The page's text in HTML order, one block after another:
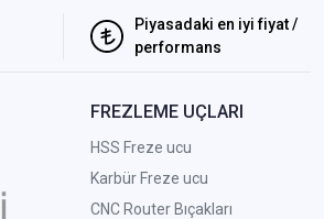
Piyasadaki en iyi fiyat /
performans
FREZLEME UÇLARI
HSS Freze ucu
Karbür Freze ucu
CNC Router Bıçakları